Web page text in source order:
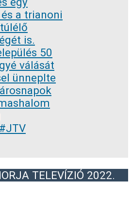
TELEVÍZIÓ 2022.